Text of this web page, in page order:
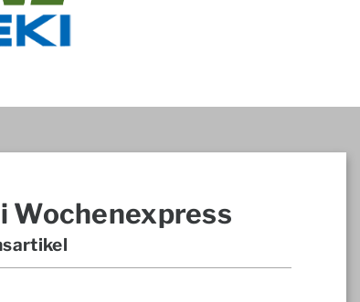
Wochenexpress